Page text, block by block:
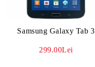
Samsung Galaxy Tab 3
299.00Lei